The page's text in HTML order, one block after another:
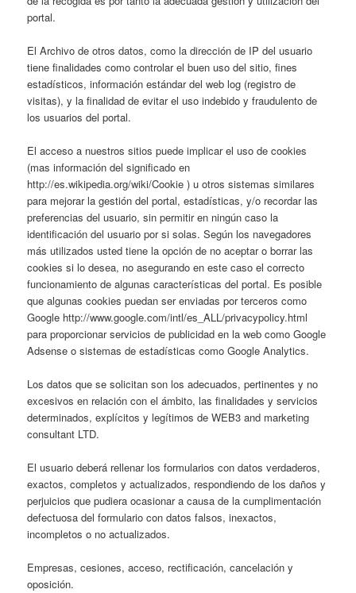
portal.
El Archivo de otros datos, como la dirección de IP del usuario
tiene finalidades como controlar el buen uso del sitio, fines
estadísticos, información estándar del web log (registro de
visitas), y la finalidad de evitar el uso indebido y fraudulento de
los usuarios del portal.
El acceso a nuestros sitios puede implicar el uso de cookies
(mas información del significado en
http://es.wikipedia.org/wiki/Cookie ) u otros sistemas similares
para mejorar la gestión del portal, estadísticas, y/o recordar las
preferencias del usuario, sin permitir en ningún caso la
identificación del usuario por si solas. Según los navegadores
más utilizados usted tiene la opción de no aceptar o borrar las
cookies si lo desea, no asegurando en este caso el correcto
funcionamiento de algunas características del portal. Es posible
que algunas cookies puedan ser enviadas por terceros como
Google http://www.google.com/intl/es_ALL/privacypolicy.html
para proporcionar servicios de publicidad en la web como Google
Adsense o sistemas de estadísticas como Google Analytics.
Los datos que se solicitan son los adecuados, pertinentes y no
excesivos en relación con el ámbito, las finalidades y servicios
determinados, explícitos y legítimos de WEB3 and marketing
consultant LTD.
El usuario deberá rellenar los formularios con datos verdaderos,
exactos, completos y actualizados, respondiendo de los daños y
perjuicios que pudiera ocasionar a causa de la cumplimentación
defectuosa del formulario con datos falsos, inexactos,
incompletos o no actualizados.
Empresas, cesiones, acceso, rectificación, cancelación y
oposición.